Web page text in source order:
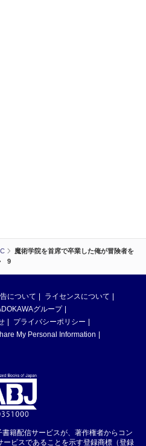
魔術学院を首席で卒業した俺が冒険者を
9
について
ライセンスについて
グループ
プライバシーポリシー
My Personal Information
籍配信サービスが、著作権者からコン
ビスであることを示す登録商標（登録